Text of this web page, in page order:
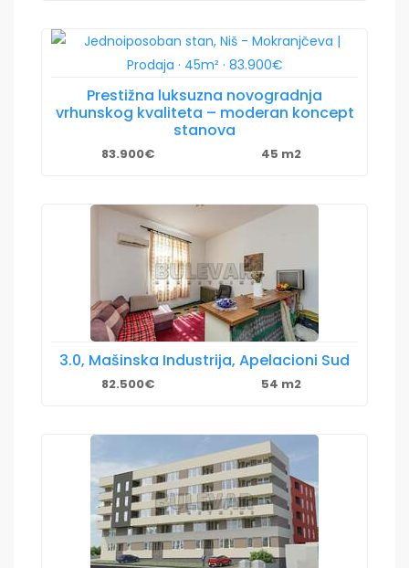
Prestižna luksuzna novogradnja
vrhunskog kvaliteta – moderan koncept
stanova
83.900€ 45 m2
3.0, Mašinska Industrija, Apelacioni Sud
82.500€ 54 m2